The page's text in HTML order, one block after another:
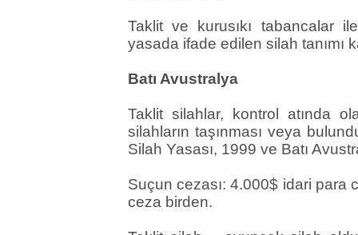
Taklit ve kurusıkı tabancalar
yasada ifade edilen silah tanımı
Batı Avustralya
Taklit silahlar, kontrol atında
silahların taşınması veya
Silah Yasası, 1999 ve Batı
Suçun cezası: 4.000$ idari para
ceza birden.